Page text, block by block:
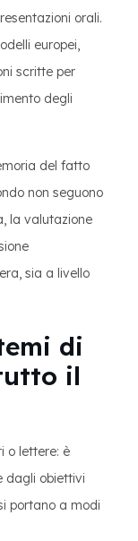
orali.
europei,
scritte per
degli
del fatto
non seguono
la valutazione
sia a livello
di
il
o lettere: è
dagli obiettivi
portano a modi